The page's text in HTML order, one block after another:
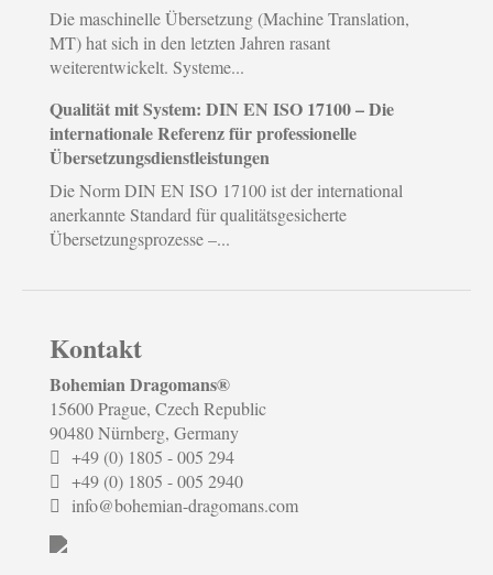
Die maschinelle Übersetzung (Machine Translation,
MT) hat sich in den letzten Jahren rasant
weiterentwickelt. Systeme...
Qualität mit System: DIN EN ISO 17100 – Die
internationale Referenz für professionelle
Übersetzungsdienstleistungen
Die Norm DIN EN ISO 17100 ist der international
anerkannte Standard für qualitätsgesicherte
Übersetzungsprozesse –...
Kontakt
Bohemian Dragomans®
15600 Prague, Czech Republic
90480 Nürnberg, Germany
+49 (0) 1805 - 005 294
+49 (0) 1805 - 005 2940
info@bohemian-dragomans.com